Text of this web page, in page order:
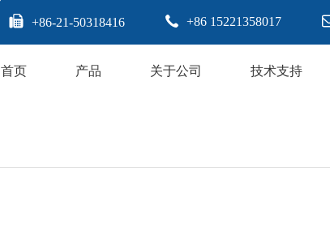
+86-21-50318416 +86 15221358017
首页 产品 关于公司 技术支持